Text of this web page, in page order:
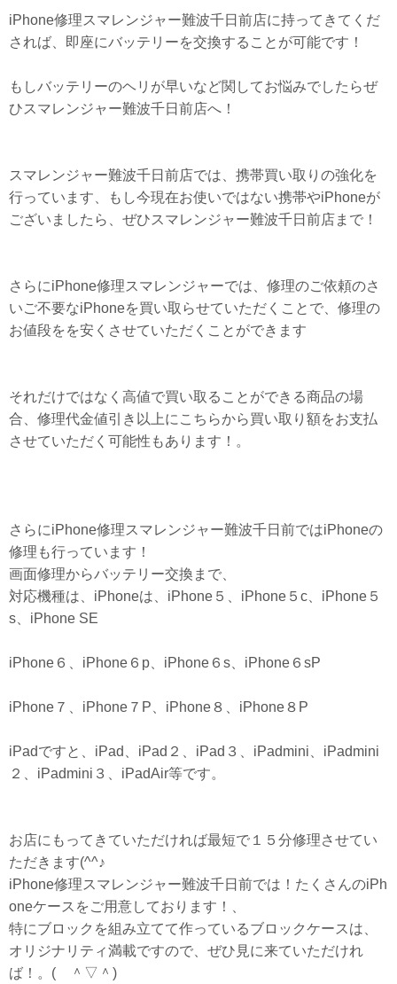
iPhone修理スマレンジャー難波千日前店に持ってきてくだ
されば、即座にバッテリーを交換することが可能です！
もしバッテリーのヘリが早いなど関してお悩みでしたらぜ
ひスマレンジャー難波千日前店へ！
スマレンジャー難波千日前店では、携帯買い取りの強化を
行っています、もし今現在お使いではない携帯やiPhoneが
ございましたら、ぜひスマレンジャー難波千日前店まで！
さらにiPhone修理スマレンジャーでは、修理のご依頼のさ
いご不要なiPhoneを買い取らせていただくことで、修理の
お値段をを安くさせていただくことができます
それだけではなく高値で買い取ることができる商品の場
合、修理代金値引き以上にこちらから買い取り額をお支払
させていただく可能性もあります！。
さらにiPhone修理スマレンジャー難波千日前ではiPhoneの
修理も行っています！
画面修理からバッテリー交換まで、
対応機種は、iPhoneは、iPhone５、iPhone５c、iPhone５
s、iPhone SE
iPhone６、iPhone６p、iPhone６s、iPhone６sP
iPhone７、iPhone７P、iPhone８、iPhone８P
iPadですと、iPad、iPad２、iPad３、iPadmini、iPadmini
２、iPadmini３、iPadAir等です。
お店にもってきていただければ最短で１５分修理させてい
ただきます(^^♪
iPhone修理スマレンジャー難波千日前では！たくさんのiPh
oneケースをご用意しております！、
特にブロックを組み立てて作っているブロックケースは、
オリジナリティ満載ですので、ぜひ見に来ていただけれ
ば！。( ＾▽＾)